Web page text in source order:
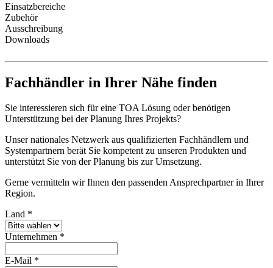
Einsatzbereiche
Zubehör
Ausschreibung
Downloads
Fachhändler in Ihrer Nähe finden
Sie interessieren sich für eine TOA Lösung oder benötigen
Unterstützung bei der Planung Ihres Projekts?
Unser nationales Netzwerk aus qualifizierten Fachhändlern und
Systempartnern berät Sie kompetent zu unseren Produkten und
unterstützt Sie von der Planung bis zur Umsetzung.
Gerne vermitteln wir Ihnen den passenden Ansprechpartner in Ihrer
Region.
Land *
Unternehmen *
E-Mail *